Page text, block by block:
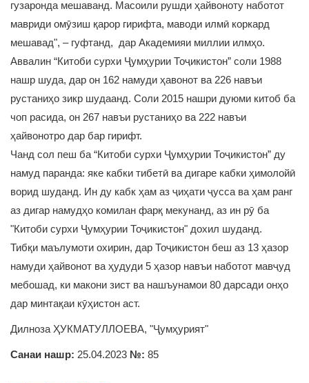
гузаронда мешаванд. Масоили рушди ҳайвоноту наботот
мавриди омӯзиш қарор гирифта, маводи илмӣ коркард
мешавад", – гуфтанд, дар Академияи миллии илмҳо.
Аввалин “Китоби сурхи Ҷумҳурии Тоҷикистон” соли 1988
нашр шуда, дар он 162 намуди ҳавонот ва 226 навъи
рустаниҳо зикр шудаанд. Соли 2015 нашри дуюми китоб ба
чоп расида, он 267 навъи рустаниҳо ва 222 навъи
ҳайвонотро дар бар гирифт.
Чанд сол пеш ба “Китоби сурхи Ҷумҳурии Тоҷикистон” ду
намуд паранда: яке кабки тибетӣ ва дигаре кабки ҳимолойӣ
ворид шуданд. Ин ду кабк ҳам аз ҷиҳати ҷусса ва ҳам ранг
аз дигар намудҳо комилан фарқ мекунанд, аз ин рӯ ба
"Китоби сурхи Ҷумҳурии Тоҷикистон" дохил шуданд.
Тибқи маълумоти охирин, дар Тоҷикистон беш аз 13 ҳазор
намуди ҳайвонот ва ҳудуди 5 ҳазор навъи наботот мавҷуд
мебошад, ки макони зист ва нашъунамои 80 дарсади онҳо
дар минтақаи кӯҳистон аст.
Дилноза ҲУКМАТУЛЛОЕВА, "Ҷумҳурият"
Санаи нашр: 25.04.2023 №: 85